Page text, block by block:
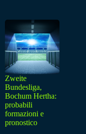
Zweite
Bundesliga,
Bochum Hertha:
probabili
formazioni e
pronostico